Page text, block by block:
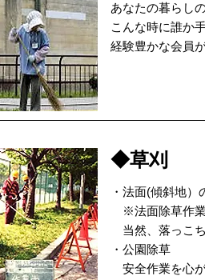
あなたの暮らし
こんな時に誰か
経験豊かな会員
◆草刈
・法面(傾斜地）
※法面除草作業
当然、落っこ
・公園除草
安全作業を心